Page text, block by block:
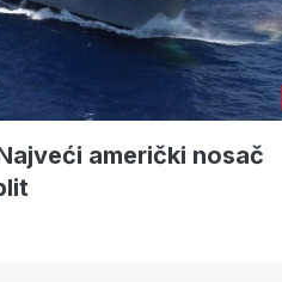
Najveći američki nosač